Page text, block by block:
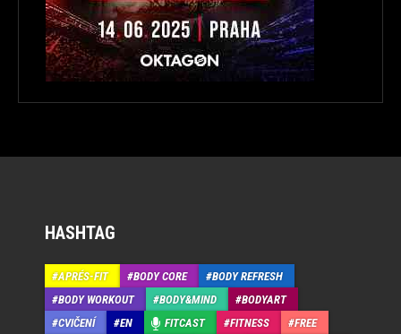
HASHTAG
APRÉS-FIT BODY CORE
BODY REFRESH
BODY WORKOUT
BODY&MIND
BODYART
CVIČENÍ
EN FITCAST FITNESS
FREE